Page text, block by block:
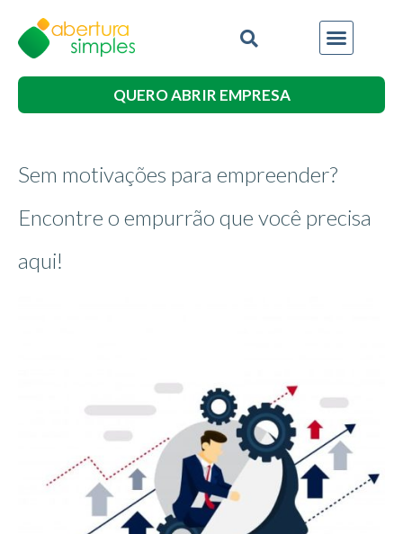
QUERO ABRIR EMPRESA
Sem motivações para empreender?
Encontre o empurrão que você precisa
aqui!